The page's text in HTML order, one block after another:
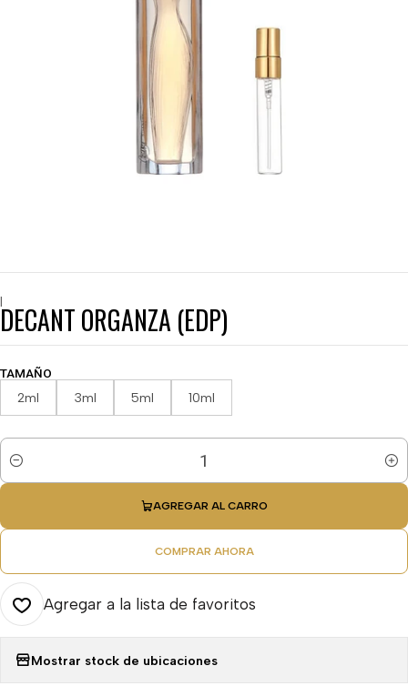
|
DECANT ORGANZA (EDP)
TAMAÑO
2ml 3ml 5ml 10ml
Cantidad
AGREGAR AL CARRO
COMPRAR AHORA
Agregar a la lista de favoritos
Mostrar stock de ubicaciones